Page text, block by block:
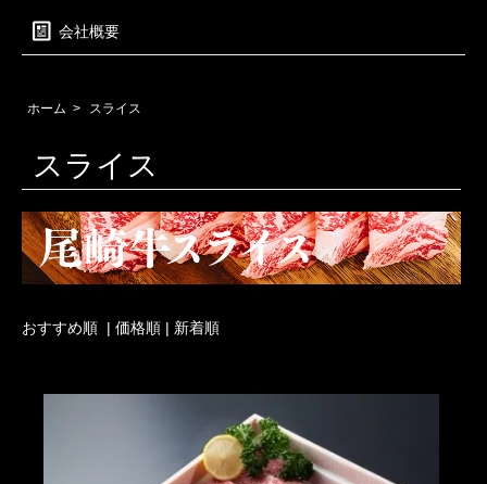
会社概要
ホーム > スライス
スライス
おすすめ順 | 価格順 | 新着順